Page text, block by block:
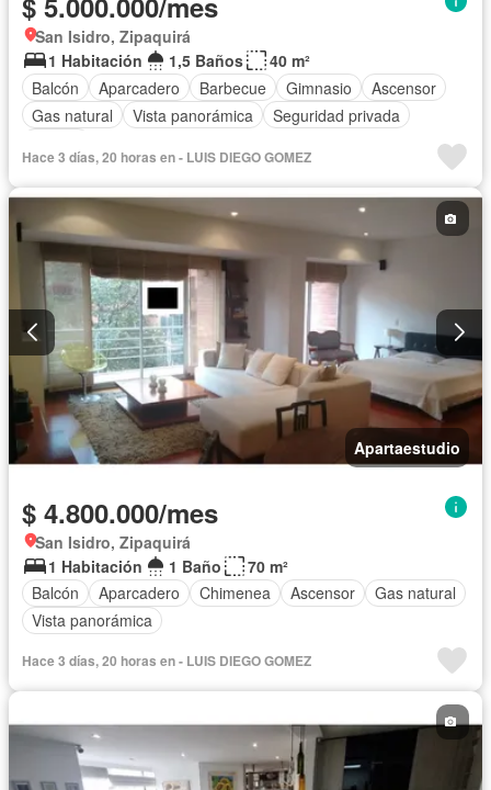
San Isidro, Zipaquirá
1 Habitación
1,5 Baños
40 m²
Balcón
Aparcadero Barbecue Gimnasio
Ascensor
Gas natural
Vista panorámica
Seguridad privada
Hace 3 días, 20 horas en - LUIS DIEGO GOMEZ
Apartaestudio
$ 4.800.000/mes
San Isidro, Zipaquirá
1 Habitación
1 Baño
70 m²
Balcón
Aparcadero Chimenea Ascensor
Gas natural
Vista panorámica
Hace 3 días, 20 horas en - LUIS DIEGO GOMEZ